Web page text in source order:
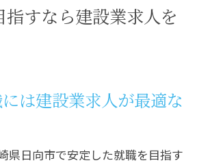
すなら建設業求人を
は建設業求人が最適な
県日向市で安定した就職を目指す